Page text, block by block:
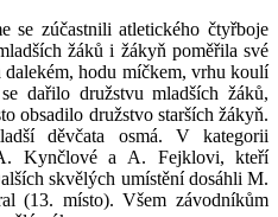
se zúčastnili atletického čtyřboje
žáků i žákyň poměřila své
hodu míčkem, vrhu koulí
dařilo družstvu mladších žáků,
obsadilo družstvo starších žákyň.
děvčata osmá. V kategorii
Kynčlové a A. Fejklovi, kteří
skvělých umístění dosáhli M.
(13. místo). Všem závodníkům